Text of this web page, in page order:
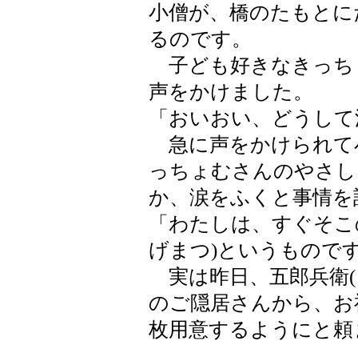
小僧が、橋のたもと
るのです。
子ども好きなきっち
声をかけました。
「おいおい、どうし
急に声をかけられて
っちょむさんのやさ
か、涙をふくと事情
「わたしは、すぐそ
げまつ)というもので
実は昨日、五郎兵衛
のご隠居さんから、
枚用意するようにと